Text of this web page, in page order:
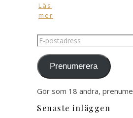
Läs
mer
E-
postadress
Prenumerera
Gör som 18 andra,
Senaste inläggen